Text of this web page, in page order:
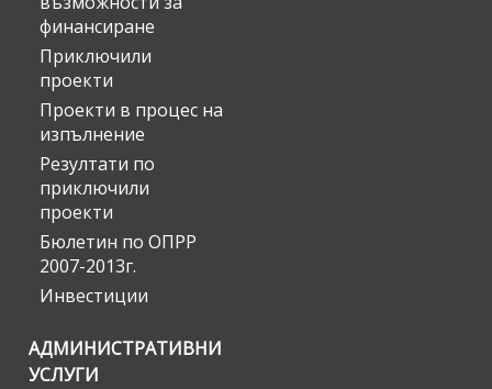
финансиране
Приключили
проекти
Проекти в процес на
изпълнение
Резултати по
приключили
проекти
Бюлетин по ОПРР
2007-2013г.
Инвестиции
АДМИНИСТРАТИВНИ
УСЛУГИ